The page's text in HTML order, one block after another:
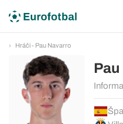
Hráči - Pau Navarro